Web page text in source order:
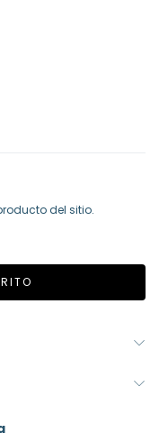
del sitio.